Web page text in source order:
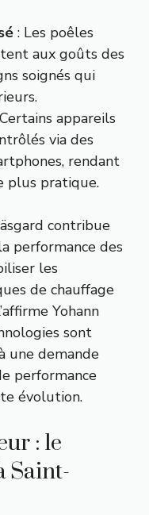
: Les poêles
aux goûts des
soignés qui
appareils
via des
rendant
plus pratique.
contribue
performance des
les
de chauffage
Yohann
sont
une demande
performance
évolution.
: le
Saint-